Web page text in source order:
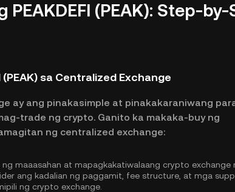
PEAKDEFI (PEAK): Step-
(PEAK) sa Centralized Exchange
ay ang pinakasimple at pinakakaraniwang
trade ng crypto. Ganito ka makaka-buy ng
ng centralized exchange:
maaasahan at mapagkakatiwalaang crypto exchange
ang kadalian ng paggamit, fee structure, at mga
ng crypto exchange.